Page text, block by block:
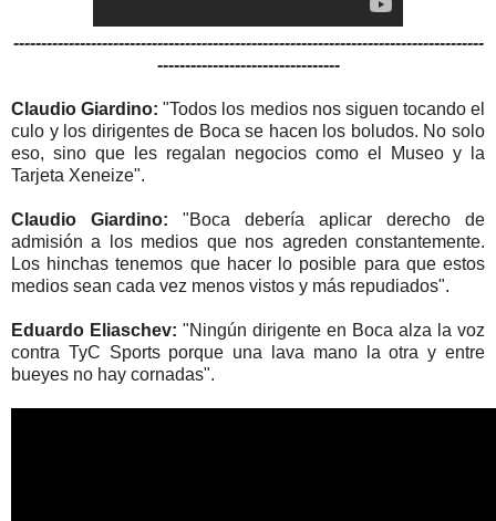
-------------------------------------------------------------------------------------
---------------------------------
Claudio Giardino: "Todos los medios nos siguen tocando el
culo y los dirigentes de Boca se hacen los boludos. No solo
eso, sino que les regalan negocios como el Museo y la
Tarjeta Xeneize".
Claudio Giardino: "Boca debería aplicar derecho de
admisión a los medios que nos agreden constantemente.
Los hinchas tenemos que hacer lo posible para que estos
medios sean cada vez menos vistos y más repudiados".
Eduardo Eliaschev: "Ningún dirigente en Boca alza la voz
contra TyC Sports porque una lava mano la otra y entre
bueyes no hay cornadas".